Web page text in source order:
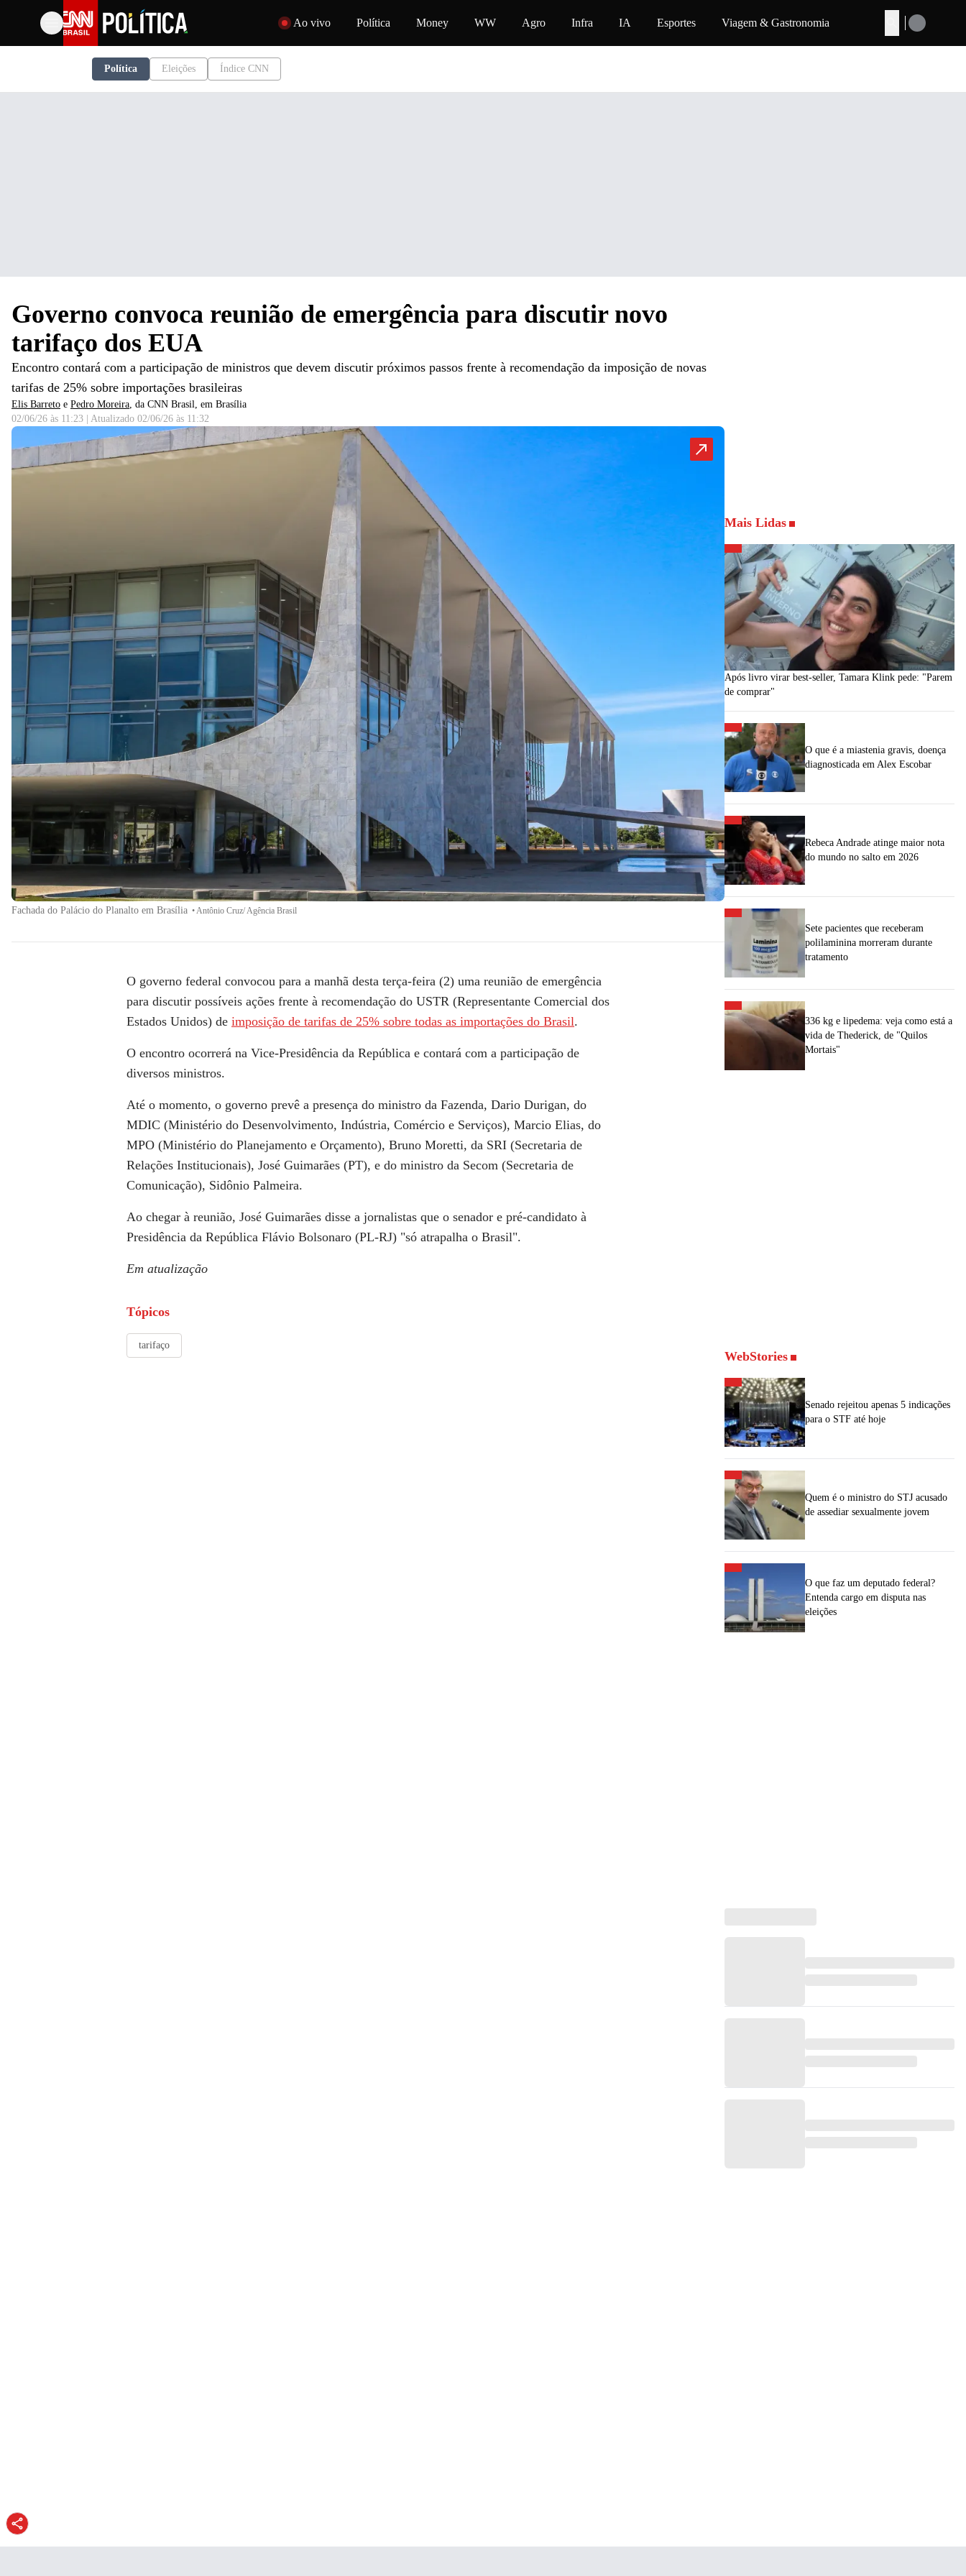
Buscar
Pular para o conteúdo
Ao vivo Política Money WW Agro Infra IA Esportes Viagem & Gastronomia
Política Eleições Índice CNN
Governo convoca reunião de emergência para discutir novo
tarifaço dos EUA
Encontro contará com a participação de ministros que devem discutir próximos passos frente à recomendação da imposição de novas
tarifas de 25% sobre importações brasileiras
Elis Barreto e Pedro Moreira, da CNN Brasil, em Brasília
02/06/26 às 11:23
Atualizado 02/06/26 às 11:32
Fachada do Palácio do Planalto em Brasília •Antônio Cruz/ Agência Brasil
O governo federal convocou para a manhã desta terça-feira (2) uma reunião de emergência
para discutir possíveis ações frente à recomendação do USTR (Representante Comercial dos
Estados Unidos) de imposição de tarifas de 25% sobre todas as importações do Brasil.
O encontro ocorrerá na Vice-Presidência da República e contará com a participação de
diversos ministros.
Até o momento, o governo prevê a presença do ministro da Fazenda, Dario Durigan, do
MDIC (Ministério do Desenvolvimento, Indústria, Comércio e Serviços), Marcio Elias, do
MPO (Ministério do Planejamento e Orçamento), Bruno Moretti, da SRI (Secretaria de
Relações Institucionais), José Guimarães (PT), e do ministro da Secom (Secretaria de
Comunicação), Sidônio Palmeira.
Ao chegar à reunião, José Guimarães disse a jornalistas que o senador e pré-candidato à
Presidência da República Flávio Bolsonaro (PL-RJ) "só atrapalha o Brasil".
Em atualização
Tópicos
tarifaço
Mais Lidas
Após livro virar best-seller, Tamara Klink pede: "Parem
de comprar"
O que é a miastenia gravis, doença
diagnosticada em Alex Escobar
Rebeca Andrade atinge maior nota
do mundo no salto em 2026
Sete pacientes que receberam
polilaminina morreram durante
tratamento
336 kg e lipedema: veja como está a
vida de Thederick, de "Quilos
Mortais"
WebStories
Senado rejeitou apenas 5 indicações
para o STF até hoje
Quem é o ministro do STJ acusado
de assediar sexualmente jovem
O que faz um deputado federal?
Entenda cargo em disputa nas
eleições